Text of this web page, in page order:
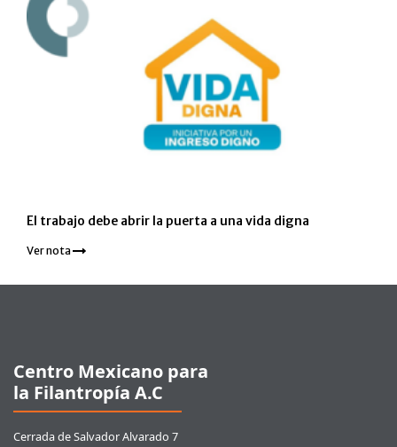
El trabajo debe abrir la puerta a una vida digna
Ver nota
Centro Mexicano para
la Filantropía A.C
Cerrada de Salvador Alvarado 7